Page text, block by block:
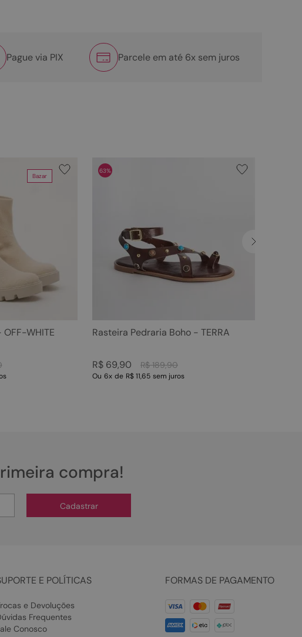
Pague via PIX Parcele em até 6x sem juros
Bazar
WHITE
63%
Rasteira Pedraria Boho - TERRA
R$ 189,90
R$ 69,90
Ou 6x de R$ 11,65 sem juros
compra!
Cadastrar
E POLÍTICAS
e Devoluções
Frequentes
Conosco
FORMAS DE PAGAMENTO